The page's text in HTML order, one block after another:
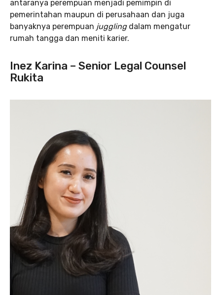
antaranya perempuan menjadi pemimpin di
pemerintahan maupun di perusahaan dan juga
banyaknya perempuan jugglingdalam mengatur
rumah tangga dan meniti karier.
Inez Karina – Senior Legal Counsel
Rukita